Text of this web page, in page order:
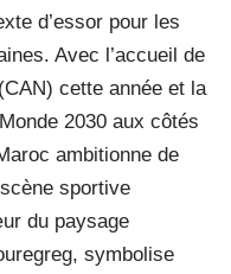
d’essor pour les
Avec l’accueil de
cette année et la
2030 aux côtés
ambitionne de
sportive
du paysage
symbolise